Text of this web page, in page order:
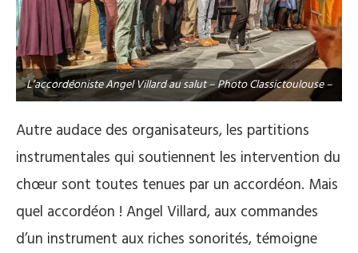
L’accordéoniste Angel Villard au salut – Photo Classictoulouse –
Autre audace des organisateurs, les partitions
instrumentales qui soutiennent les intervention du
chœur sont toutes tenues par un accordéon. Mais
quel accordéon ! Angel Villard, aux commandes
d’un instrument aux riches sonorités, témoigne